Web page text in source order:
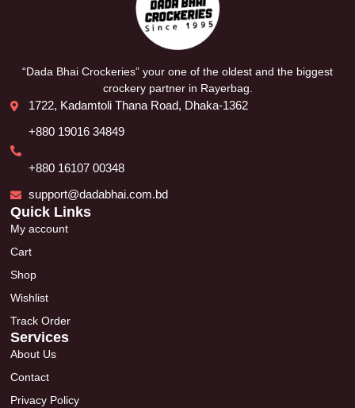
“Dada Bhai Crockeries” your one of the oldest and the biggest
crockery partner in Rayerbag.
1722, Kadamtoli Thana Road, Dhaka-1362
+880 19016 34849
+880 16107 00348
support@dadabhai.com.bd
Quick Links
My account
Cart
Shop
Wishlist
Track Order
Services
About Us
Contact
Privacy Policy